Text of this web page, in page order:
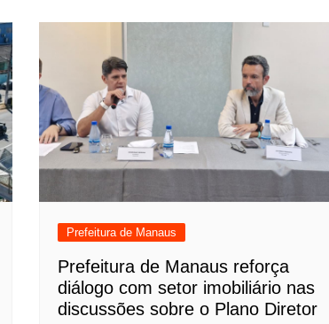
Prefeitura de Manaus
Prefeitura de Manaus reforça
diálogo com setor imobiliário nas
discussões sobre o Plano Diretor